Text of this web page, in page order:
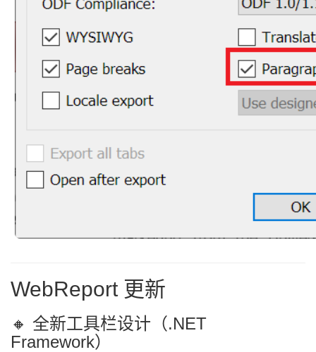
WebReport 更新
🔸 全新工具栏设计（.NET
Framework）